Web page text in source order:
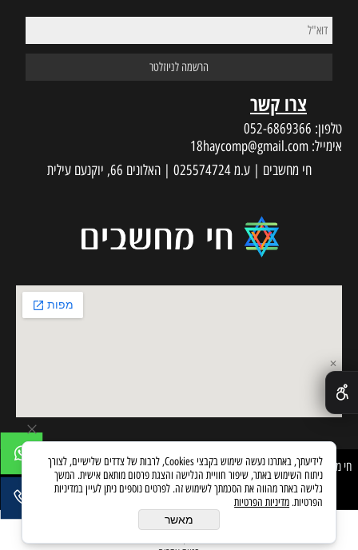
צרו קשר
טלפון: 052-6869366
אימייל: 18haycomp@gmail.com
חי מחשבים | ע.מ 025574724 | האלונים 66, יוקנעם עילית
חי מחשבים © All Rights reserved
✕
לידיעתך, באתרנו נעשה שימוש בקבצי Cookies, לרבות של צדדים שלישיים, לצורך
ניתוח השימוש באתר, שיפור חוויית הגלישה והצגת פרסום מותאם אישית. המשך
גלישה באתר מהווה את הסכמתך לשימוש זה. לפרטים נוספים ניתן לעיין במדיניות
הפרטיות. מדיניות הפרטיות
מאשר